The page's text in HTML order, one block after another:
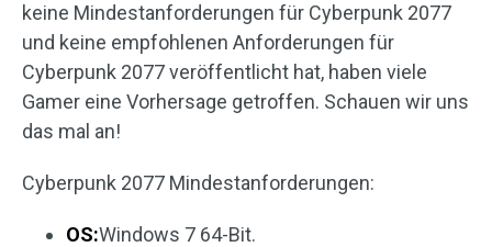
keine Mindestanforderungen für Cyberpunk 2077
und keine empfohlenen Anforderungen für
Cyberpunk 2077 veröffentlicht hat, haben viele
Gamer eine Vorhersage getroffen. Schauen wir uns
das mal an!
Cyberpunk 2077 Mindestanforderungen:
OS:Windows 7 64-Bit.